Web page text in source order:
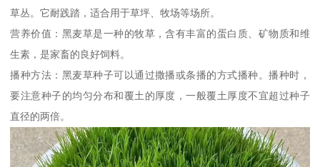
草丛。它耐践踏，适合用于草坪、牧场等场所。
营养价值：黑麦草是一种的牧草，含有丰富的蛋白质、矿物质和维
生素，是家畜的良好饲料。
播种方法：黑麦草种子可以通过撒播或条播的方式播种。播种时，
要注意种子的均匀分布和覆土的厚度，一般覆土厚度不宜超过种子
直径的两倍。